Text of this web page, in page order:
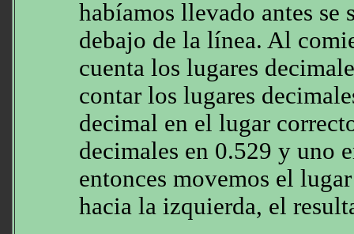
habíamos llevado antes se
debajo de la línea. Al
cuenta los lugares
contar los lugares
decimal en el lugar
decimales en 0.529 y uno
entonces movemos el
hacia la izquierda, el